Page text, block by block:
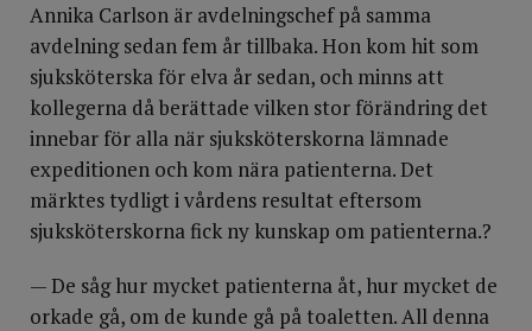
Annika Carlson är avdelningschef på samma
avdelning sedan fem år tillbaka. Hon kom hit som
sjuksköterska för elva år sedan, och minns att
kollegerna då berättade vilken stor förändring det
innebar för alla när sjuksköterskorna lämnade
expeditionen och kom nära patienterna. Det
märktes tydligt i vårdens resultat eftersom
sjuksköterskorna fick ny kunskap om patienterna.?
— De såg hur mycket patienterna åt, hur mycket de
orkade gå, om de kunde gå på toaletten. All denna